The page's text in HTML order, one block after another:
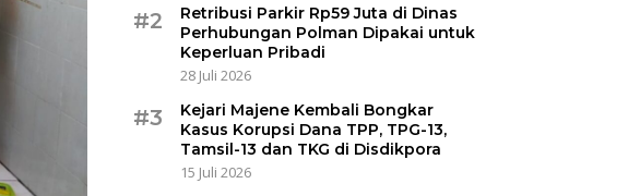
#2
Retribusi Parkir Rp59 Juta di Dinas
Perhubungan Polman Dipakai untuk
Keperluan Pribadi
28 Juli 2026
#3
Kejari Majene Kembali Bongkar
Kasus Korupsi Dana TPP, TPG-13,
Tamsil-13 dan TKG di Disdikpora
15 Juli 2026